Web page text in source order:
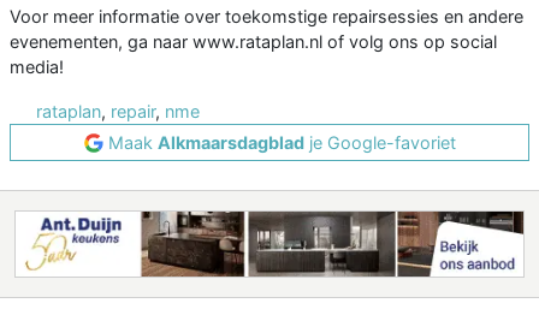
Voor meer informatie over toekomstige repairsessies en andere
evenementen, ga naar www.rataplan.nl of volg ons op social
media!
rataplan, repair, nme
Maak Alkmaarsdagbladje Google-favoriet